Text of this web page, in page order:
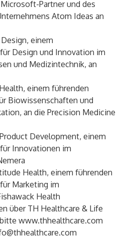
Partner und des
Atom Ideas an
einem
Design und Innovation im
und Medizintechnik, an
einem führenden
Biowissenschaften und
an die Precision Medicine
Development, einem
Innovationen im
Health, einem führenden
Marketing im
Health
über TH Healthcare & Life
www.thhealthcare.com